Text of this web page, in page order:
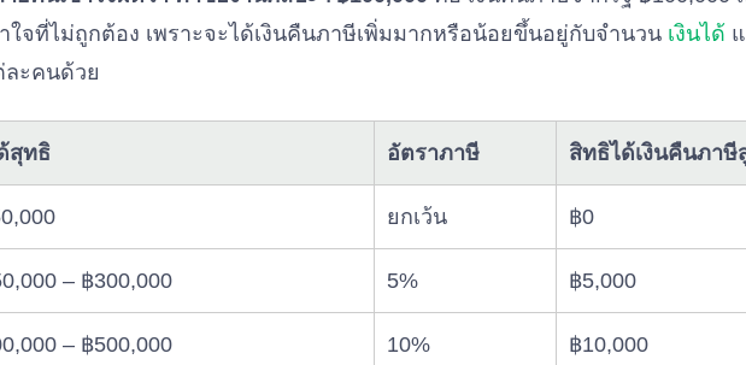
ใจที่ไม่ถูกต้อง เพราะจะได้เงินคืนภาษีเพิ่มมากหรือน้อยขึ้นอยู่กับจำนวน เงินได้
ละคนด้วย
สุทธิ อัตราภาษี สิทธิได้เงินคืนภาษี
ยกเว้น ฿0
– ฿300,000 5% ฿5,000
– ฿500,000 10% ฿10,000